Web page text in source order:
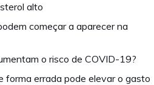
alto
começar a aparecer na
o risco de COVID-19?
forma errada pode elevar o gasto